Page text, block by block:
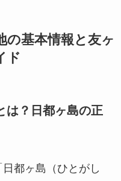
の基本情報と友ヶ
ド
は？日都ヶ島の正
都ヶ島（ひとがし